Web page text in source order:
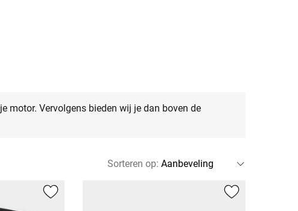
je motor. Vervolgens bieden wij je dan boven de
Sorteren op: